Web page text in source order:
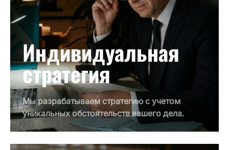
Индивидуальная
стратегия
Мы разрабатываем стратегию с учетом
уникальных обстоятельств вашего дела.